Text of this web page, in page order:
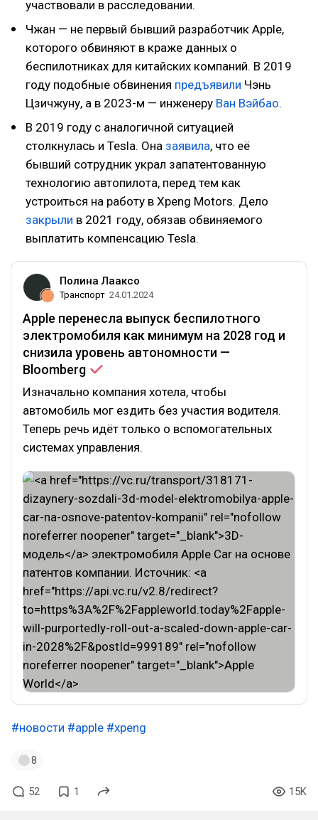
участвовали в расследовании.
Чжан — не первый бывший разработчик Apple,
которого обвиняют в краже данных о
беспилотниках для китайских компаний. В 2019
году подобные обвинения предъявили Чэнь
Цзичжуну, а в 2023-м — инженеру Ван Вэйбао.
В 2019 году с аналогичной ситуацией
столкнулась и Tesla. Она заявила, что её
бывший сотрудник украл запатентованную
технологию автопилота, перед тем как
устроиться на работу в Xpeng Motors. Дело
закрыли в 2021 году, обязав обвиняемого
выплатить компенсацию Tesla.
Полина Лааксо
Транспорт 24.01.2024
Apple перенесла выпуск беспилотного
электромобиля как минимум на 2028 год и
снизила уровень автономности —
Bloomberg
Изначально компания хотела, чтобы
автомобиль мог ездить без участия водителя.
Теперь речь идёт только о вспомогательных
системах управления.
#новости #apple #xpeng
8
52 1 15K